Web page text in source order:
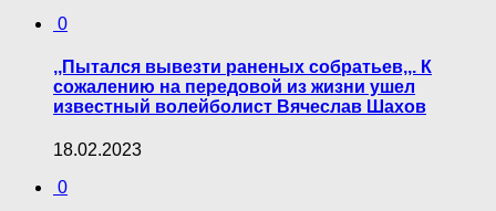
0
,,Пытался вывезти раненых собратьев,,. К
сожалению на передовой из жизни ушел
известный волейболист Вячеслав Шахов
18.02.2023
0